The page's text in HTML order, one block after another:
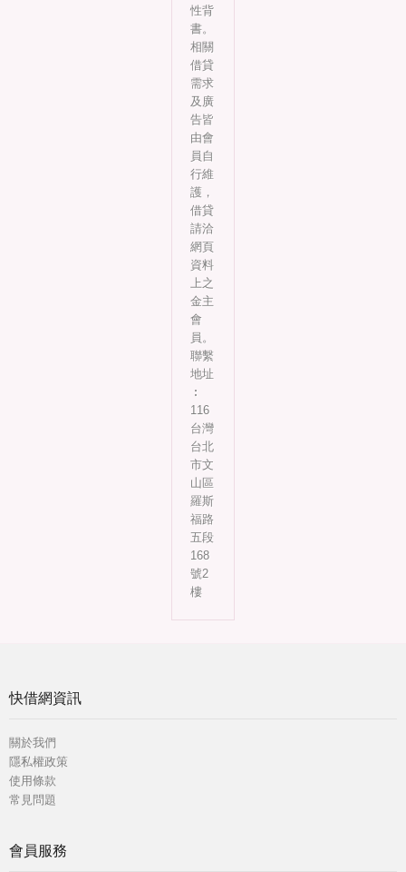
性背
書。
相關
借貸
需求
及廣
告皆
由會
員自
行維
護，
借貸
請洽
網頁
資料
上之
金主
會
員。
聯繫
地址
︰
116
台灣
台北
市文
山區
羅斯
福路
五段
168
號2
樓
快借網資訊
關於我們
隱私權政策
使用條款
常見問題
會員服務